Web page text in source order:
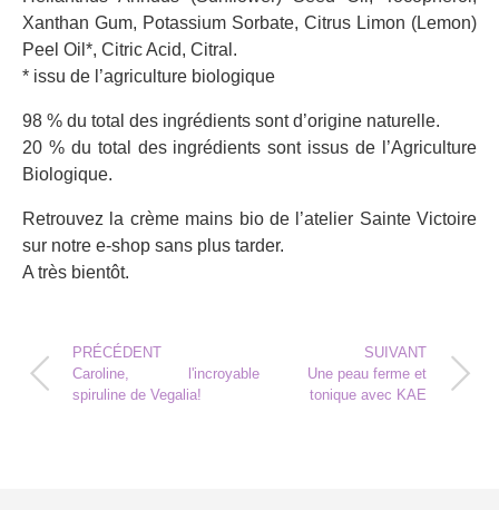
Xanthan Gum, Potassium Sorbate, Citrus Limon (Lemon)
Peel Oil*, Citric Acid, Citral.
* issu de l’agriculture biologique
98 % du total des ingrédients sont d’origine naturelle.
20 % du total des ingrédients sont issus de l’Agriculture
Biologique.
Retrouvez la crème mains bio de l’atelier Sainte Victoire
sur notre e-shop sans plus tarder.
A très bientôt.
PRÉCÉDENT
Caroline, l'incroyable
spiruline de Vegalia!
SUIVANT
Une peau ferme et
tonique avec KAE